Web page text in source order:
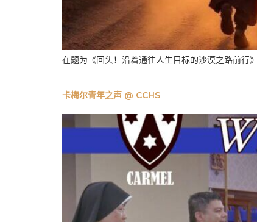
在题为《回头！沿着通往人生目标的沙漠之路前行
卡梅尔青年之声 @ CCHS